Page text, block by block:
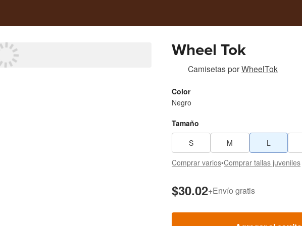
Wheel Tok
CamisetasporWheelTok
Color
Negro
Tamaño
S
M L
Comprar varios•Comprar tallas juveniles
$30.02+Envío gratis